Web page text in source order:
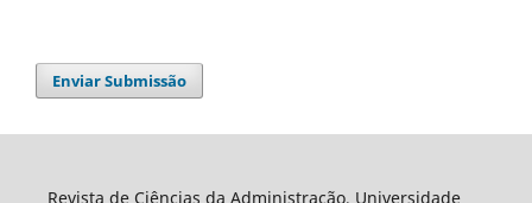
Enviar Submissão
Revista de Ciências da Administração, Universidade